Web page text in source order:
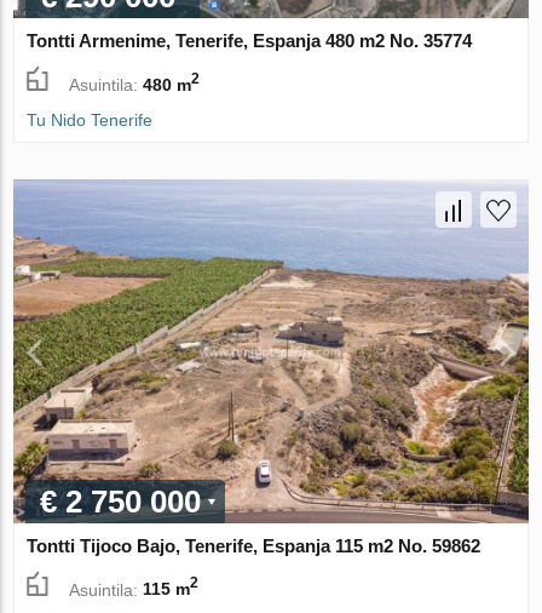
Tontti Armenime, Tenerife, Espanja 480 m2 No. 35774
Asuintila:480 m2
Tu Nido Tenerife
€ 2 750 000
Tontti Tijoco Bajo, Tenerife, Espanja 115 m2 No. 59862
Asuintila:115 m2